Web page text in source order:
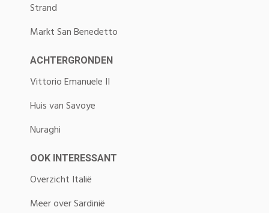
Strand
Markt San Benedetto
ACHTERGRONDEN
Vittorio Emanuele II
Huis van Savoye
Nuraghi
OOK INTERESSANT
Overzicht Italië
Meer over Sardinië